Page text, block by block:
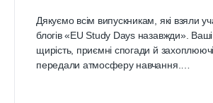
Дякуємо всім випускникам, які взяли
блогів «EU Study Days назавжди». Ваші
щирість, приємні спогади й захоплюючі
передали атмосферу навчання.…